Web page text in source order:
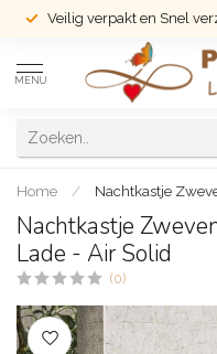
Veilig verpakt en Snel
MENU
Home / Nachtkastje
Nachtkastje
Lade - Air Solid
(0)